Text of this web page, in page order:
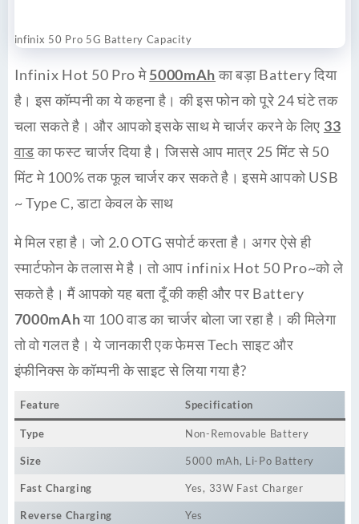
infinix 50 Pro 5G Battery Capacity
Infinix Hot 50 Pro मे5000mAhका बड़ा Battery दिया
है। इस कॉम्पनी का ये कहना है। की इस फोन को पूरे 24 घंटे तक
चला सकते है। और आपको इसके साथ मे चार्जर करने के लिए 33
वाडकाफस्ट चार्जरदिया है। जिससे आप मात्र 25 मिंट से 50
मिंट मे 100% तक फूल चार्जर कर सकते है। इसमे आपको USB
~ Type C, डाटा केवल के साथ
मे मिल रहा है। जो 2.0 OTG सपोर्ट करता है। अगर ऐसे ही
स्मार्टफोन के तलास मे है। तो आप infinix Hot 50 Pro~को ले
सकते है। मैं आपको यह बता दूँ की कही और पर Battery
7000mAhया 100 वाड का चार्जर बोला जा रहा है। की मिलेगा
तो वो गलत है। ये जानकारी एक फेमस Tech साइट और
इंफीनिक्स के कॉम्पनी के साइट से लिया गया है?
Feature Specification
Type Non-Removable Battery
Size 5000 mAh, Li-Po Battery
Fast Charging Yes, 33W Fast Charger
Reverse Charging Yes